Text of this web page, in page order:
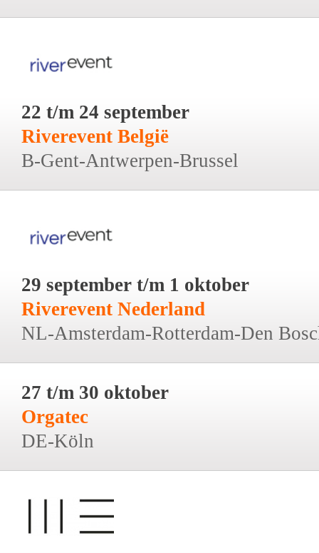
22 t/m 24 september
Riverevent België
B-Gent-Antwerpen-Brussel
29 september t/m 1 oktober
Riverevent Nederland
NL-Amsterdam-Rotterdam-Den
27 t/m 30 oktober
Orgatec
DE-Köln